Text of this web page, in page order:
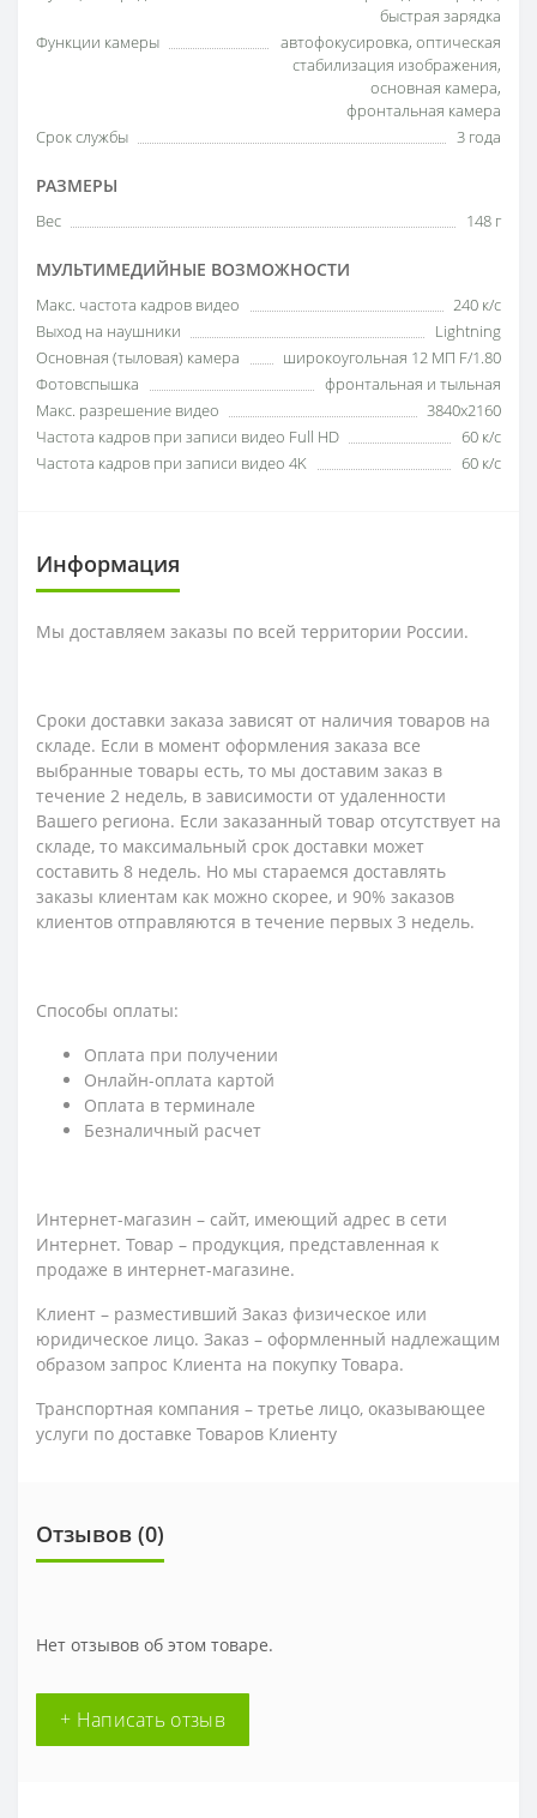
быстрая зарядка
Функции камеры
автофокусировка, оптическая
стабилизация изображения,
основная камера,
фронтальная камера
Срок службы
3 года
РАЗМЕРЫ
Вес 148 г
МУЛЬТИМЕДИЙНЫЕ ВОЗМОЖНОСТИ
Макс. частота кадров видео
240 к/с
Выход на наушники
Lightning
Основная (тыловая) камера
широкоугольная 12 МП F/1.80
Фотовспышка
фронтальная и тыльная
Макс. разрешение видео
3840x2160
Частота кадров при записи видео Full HD
60 к/c
Частота кадров при записи видео 4K
60 к/c
Информация
Мы доставляем заказы по всей территории России.
Сроки доставки заказа зависят от наличия товаров на
складе. Если в момент оформления заказа все
выбранные товары есть, то мы доставим заказ в
течение 2 недель, в зависимости от удаленности
Вашего региона. Если заказанный товар отсутствует на
складе, то максимальный срок доставки может
составить 8 недель. Но мы стараемся доставлять
заказы клиентам как можно скорее, и 90% заказов
клиентов отправляются в течение первых 3 недель.
Способы оплаты:
Оплата при получении
Онлайн-оплата картой
Оплата в терминале
Безналичный расчет
Интернет-магазин – сайт, имеющий адрес в сети
Интернет. Товар – продукция, представленная к
продаже в интернет-магазине.
Клиент – разместивший Заказ физическое или
юридическое лицо. Заказ – оформленный надлежащим
образом запрос Клиента на покупку Товара.
Транспортная компания – третье лицо, оказывающее
услуги по доставке Товаров Клиенту
Отзывов (0)
Нет отзывов об этом товаре.
+ Написать отзыв